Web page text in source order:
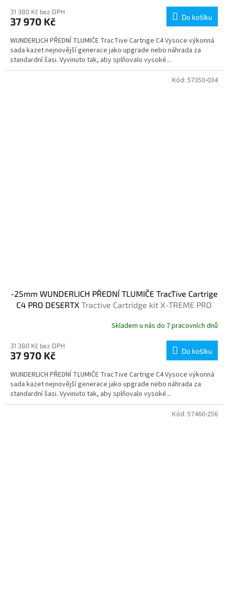
31 380 Kč bez DPH
37 970 Kč Do košíku
WUNDERLICH PŘEDNÍ TLUMIČE TracTive Cartrige C4 Vysoce výkonná
sada kazet nejnovější generace jako upgrade nebo náhrada za
standardní šasi. Vyvinuto tak, aby splňovalo vysoké...
-25mm WUNDERLICH PŘEDNÍ TLUMIČE TracTive Cartrige
C4 PRO DESERTX Tractive Cartridge kit X-TREME PRO
Skladem u nás do 7 pracovních dnů
31 380 Kč bez DPH
37 970 Kč Do košíku
WUNDERLICH PŘEDNÍ TLUMIČE TracTive Cartrige C4 Vysoce výkonná
sada kazet nejnovější generace jako upgrade nebo náhrada za
standardní šasi. Vyvinuto tak, aby splňovalo vysoké...
Kód: 57350-034
Kód: 57460-256